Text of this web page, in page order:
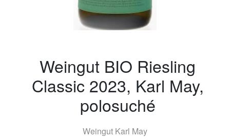
Weingut BIO Riesling
Classic 2023, Karl May,
polosuché
Weingut Karl May